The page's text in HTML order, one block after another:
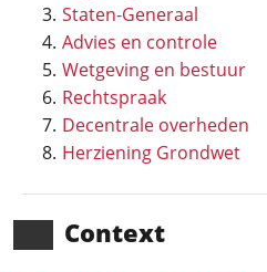
Staten-Generaal
Advies en controle
Wetgeving en bestuur
Rechtspraak
Decentrale overheden
Herziening Grondwet
Context